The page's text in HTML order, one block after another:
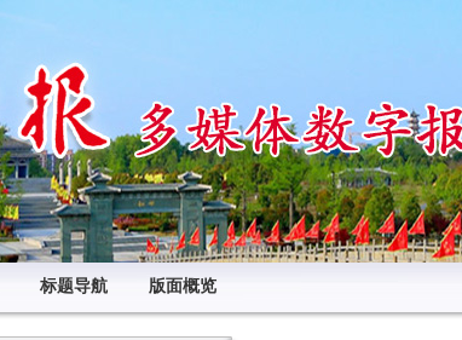
标题导航 版面概览